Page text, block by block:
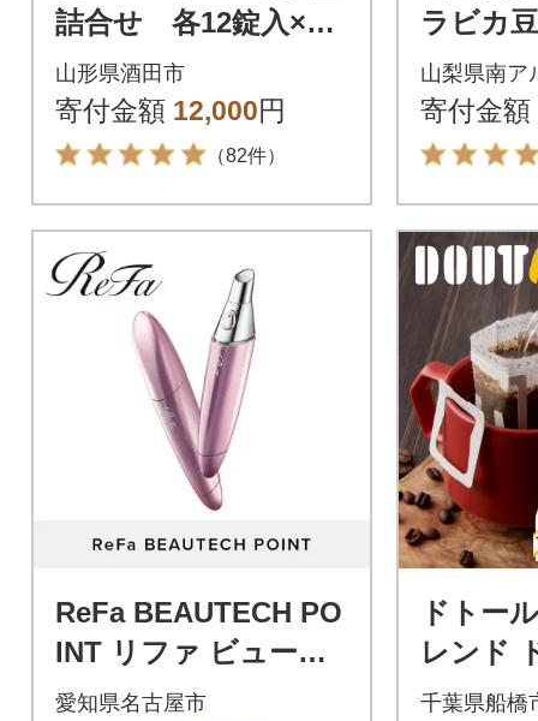
詰合せ 各12錠入×6
箱
山形県酒田市
寄付金額 12,000円
（82件）
ラビカ
クアイ
糖
山梨県南ア
寄付金額
ReFa BEAUTECH PO
INT リファ ビューテ
ックポイント 美容家
愛知県名古屋市
ドトー
レンド
ヒー
千葉県船橋